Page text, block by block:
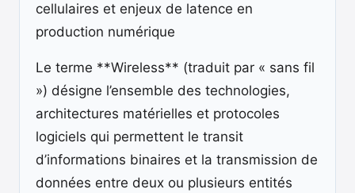
cellulaires et enjeux de latence en
production numérique
Le terme **Wireless** (traduit par « sans fil
») désigne l’ensemble des technologies,
architectures matérielles et protocoles
logiciels qui permettent le transit
d’informations binaires et la transmission de
données entre deux ou plusieurs entités